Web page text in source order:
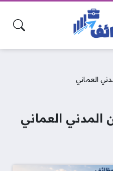
العماني
المدني العماني